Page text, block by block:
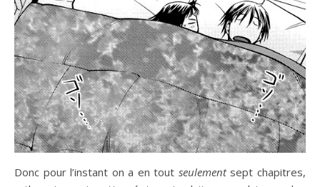
Donc pour l’instant on a en tout seulementsept chapitres,